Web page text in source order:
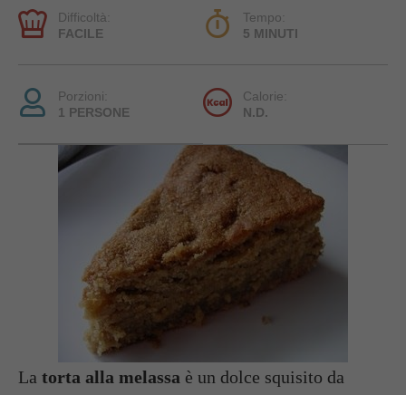
Difficoltà:
FACILE
Tempo:
5 MINUTI
Porzioni:
1 PERSONE
Calorie:
N.D.
La torta alla melassa è un dolce squisito da